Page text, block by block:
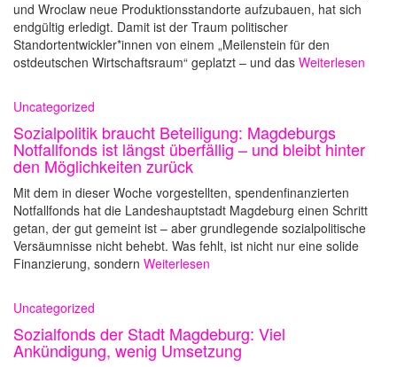
und Wroclaw neue Produktionsstandorte aufzubauen, hat sich
endgültig erledigt. Damit ist der Traum politischer
Standortentwickler*innen von einem „Meilenstein für den
ostdeutschen Wirtschaftsraum“ geplatzt – und das Weiterlesen
Uncategorized
Sozialpolitik braucht Beteiligung: Magdeburgs
Notfallfonds ist längst überfällig – und bleibt hinter
den Möglichkeiten zurück
Mit dem in dieser Woche vorgestellten, spendenfinanzierten
Notfallfonds hat die Landeshauptstadt Magdeburg einen Schritt
getan, der gut gemeint ist – aber grundlegende sozialpolitische
Versäumnisse nicht behebt. Was fehlt, ist nicht nur eine solide
Finanzierung, sondern Weiterlesen
Uncategorized
Sozialfonds der Stadt Magdeburg: Viel
Ankündigung, wenig Umsetzung